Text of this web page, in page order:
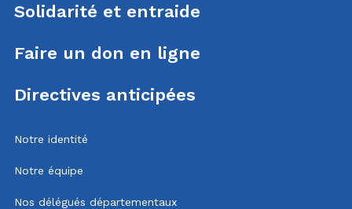
Solidarité et entraide
Faire un don en ligne
Directives anticipées
Notre identité
Notre équipe
Nos délégués départementaux